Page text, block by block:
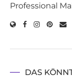
Professional
DAS